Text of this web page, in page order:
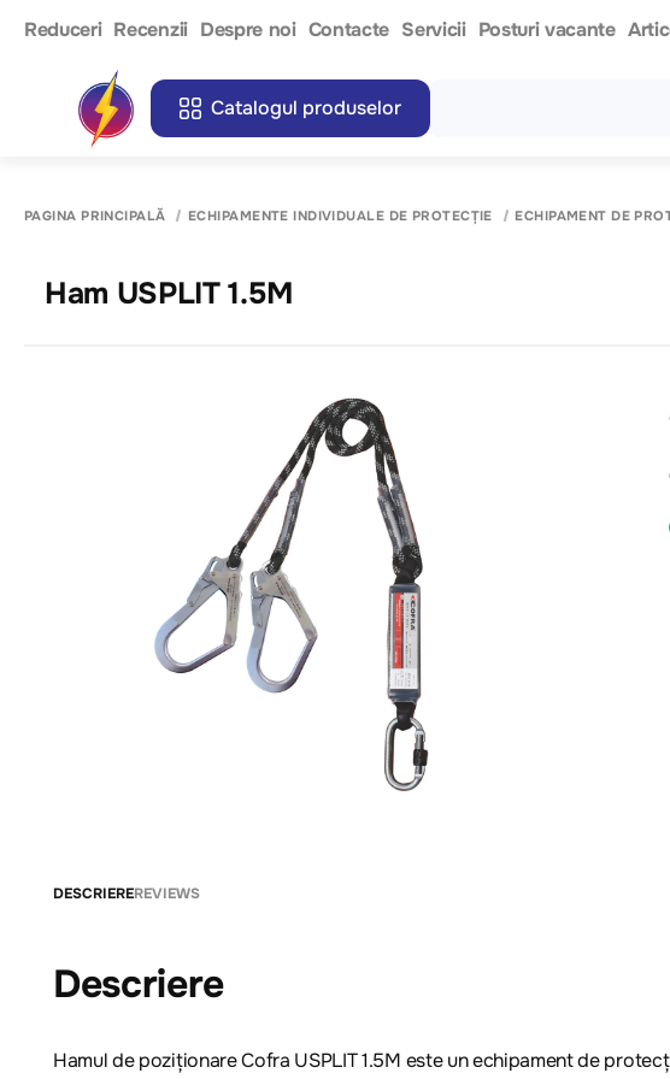
Reduceri Recenzii Despre noi Contacte Servicii Posturi vacante
Catalogul produselor
PAGINA PRINCIPALĂ ECHIPAMENTE INDIVIDUALE DE PROTECȚIE ECHIPAMENT DE
Ham USPLIT 1.5M
DESCRIEREREVIEWS
Descriere
Hamul de poziționare Cofra USPLIT 1.5M este un echipament de